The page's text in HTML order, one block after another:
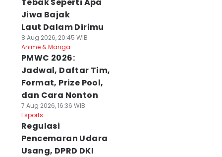
Jiwa Bajak
Laut Dalam Dirimu
8 Aug 2026, 20:45 WIB
Anime & Manga
PMWC 2026:
Jadwal, Daftar Tim,
Format, Prize Pool,
dan Cara Nonton
7 Aug 2026, 16:36 WIB
Esports
Regulasi
Pencemaran Udara
Usang, DPRD DKI